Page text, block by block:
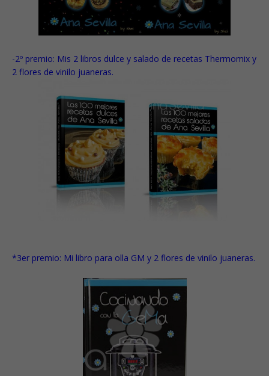
-2º premio: Mis 2 libros dulce y salado de recetas Thermomix y
2 flores de vinilo juaneras.
*3er premio: Mi libro para olla GM y 2 flores de vinilo juaneras.